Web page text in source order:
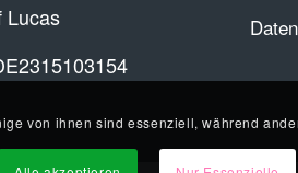
Lucas
von ihnen sind essenziell, während